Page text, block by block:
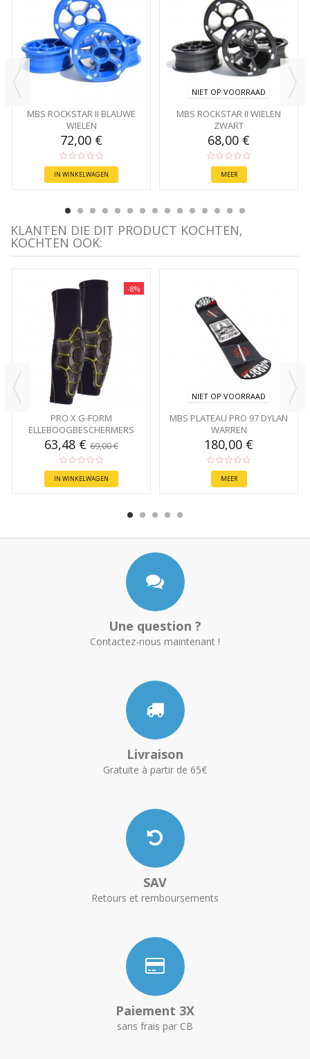
MBS ROCKSTAR II BLAUWE
WIELEN
72,00 €
IN WINKELWAGEN
NIET OP VOORRAAD
MBS ROCKSTAR II WIELEN
ZWART
68,00 €
MEER
KLANTEN DIE DIT PRODUCT KOCHTEN,
KOCHTEN OOK:
-8%
PRO X G-FORM
ELLEBOOGBESCHERMERS
63,48 € 69,00 €
IN WINKELWAGEN
NIET OP VOORRAAD
MBS PLATEAU PRO 97 DYLAN
WARREN
180,00 €
MEER
Une question ?
Contactez-nous maintenant !
Livraison
Gratuite à partir de 65€
SAV
Retours et remboursements
Paiement 3X
sans frais par CB